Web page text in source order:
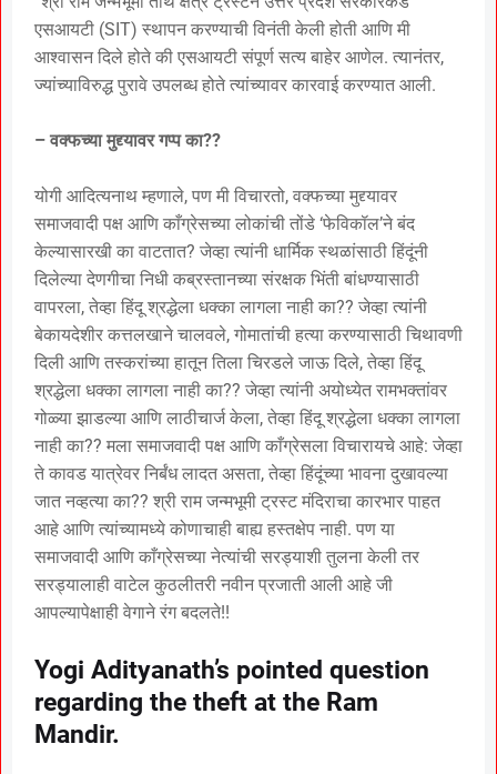
एसआयटी (SIT) स्थापन करण्याची विनंती केली होती आणि मी
आश्वासन दिले होते की एसआयटी संपूर्ण सत्य बाहेर आणेल. त्यानंतर,
ज्यांच्याविरुद्ध पुरावे उपलब्ध होते त्यांच्यावर कारवाई करण्यात आली.
– वक्फच्या मुद्द्यावर गप्प का??
योगी आदित्यनाथ म्हणाले, पण मी विचारतो, वक्फच्या मुद्द्यावर
समाजवादी पक्ष आणि काँग्रेसच्या लोकांची तोंडे ‘फेविकॉल’ने बंद
केल्यासारखी का वाटतात? जेव्हा त्यांनी धार्मिक स्थळांसाठी हिंदूंनी
दिलेल्या देणगीचा निधी कब्रस्तानच्या संरक्षक भिंती बांधण्यासाठी
वापरला, तेव्हा हिंदू श्रद्धेला धक्का लागला नाही का?? जेव्हा त्यांनी
बेकायदेशीर कत्तलखाने चालवले, गोमातांची हत्या करण्यासाठी चिथावणी
दिली आणि तस्करांच्या हातून तिला चिरडले जाऊ दिले, तेव्हा हिंदू
श्रद्धेला धक्का लागला नाही का?? जेव्हा त्यांनी अयोध्येत रामभक्तांवर
गोळ्या झाडल्या आणि लाठीचार्ज केला, तेव्हा हिंदू श्रद्धेला धक्का लागला
नाही का?? मला समाजवादी पक्ष आणि काँग्रेसला विचारायचे आहे: जेव्हा
ते कावड यात्रेवर निर्बंध लादत असता, तेव्हा हिंदूंच्या भावना दुखावल्या
जात नव्हत्या का?? श्री राम जन्मभूमी ट्रस्ट मंदिराचा कारभार पाहत
आहे आणि त्यांच्यामध्ये कोणाचाही बाह्य हस्तक्षेप नाही. पण या
समाजवादी आणि काँग्रेसच्या नेत्यांची सरड्याशी तुलना केली तर
सरड्यालाही वाटेल कुठलीतरी नवीन प्रजाती आली आहे जी
आपल्यापेक्षाही वेगाने रंग बदलते!!
Yogi Adityanath’s pointed question
regarding the theft at the Ram
Mandir.